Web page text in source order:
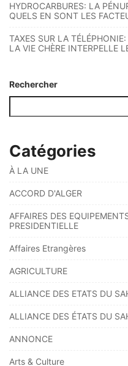
HYDROCARBURES: LA
QUELS EN SONT LES
TAXES SUR LA
LA VIE CHÈRE INTERPELLE
Rechercher
Catégories
À LA UNE
ACCORD D'ALGER
AFFAIRES DES
PRESIDENTIELLE
Affaires Etrangères
AGRICULTURE
ALLIANCE DES ETATS DU
ALLIANCE DES ÉTATS DU
ANNONCE
Arts & Culture